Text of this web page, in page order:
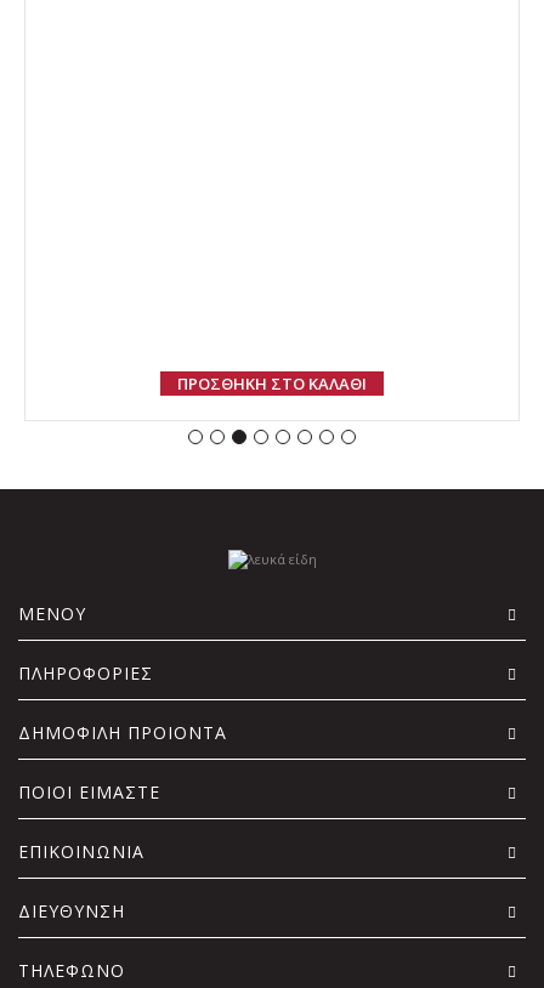
ΠΡΟΣΘΗΚΗ ΣΤΟ ΚΑΛΑΘΙ
ΜΕΝΟΥ
ΠΛΗΡΟΦΟΡΙΕΣ
ΔΗΜΟΦΙΛΗ ΠΡΟΙΟΝΤΑ
ΠΟΙΟΙ ΕΙΜΑΣΤΕ
ΕΠΙΚΟΙΝΩΝΙΑ
ΔΙΕΥΘΥΝΣΗ
ΤΗΛΕΦΩΝΟ